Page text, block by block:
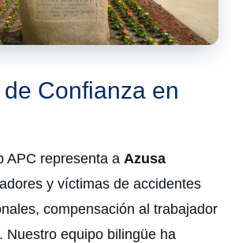
Confianza en
APC representa a Azusa
y víctimas de accidentes
compensación al trabajador
Nuestro equipo bilingüe ha